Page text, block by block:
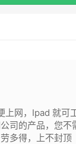
上网，Ipad 就可
司的产品，您不
多得，上不封顶